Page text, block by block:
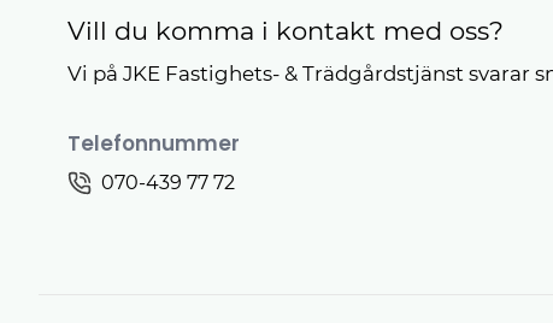
Vill du komma i kontakt med oss?
Vi på JKE Fastighets- & Trädgårdstjänst svarar
Telefonnummer
070-439 77 72